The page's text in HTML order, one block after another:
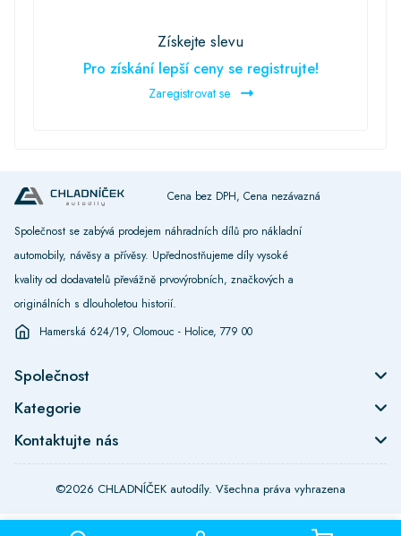
Získejte slevu
Pro získání lepší ceny se registrujte!
Zaregistrovat se
Cena bez DPH, Cena nezávazná
Společnost se zabývá prodejem náhradních dílů pro nákladní
automobily, návěsy a přívěsy. Upřednostňujeme díly vysoké
kvality od dodavatelů převážně prvovýrobních, značkových a
originálních s dlouholetou historií.
Hamerská 624/19, Olomouc - Holice, 779 00
Společnost
Kategorie
Kontaktujte nás
©2026 CHLADNÍČEK autodíly. Všechna práva vyhrazena